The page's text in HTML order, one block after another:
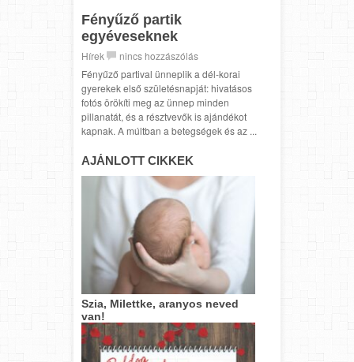
Fényűző partik
egyéveseknek
Hírek
nincs hozzászólás
Fényűző partival ünneplik a dél-korai
gyerekek első születésnapját: hivatásos
fotós örökíti meg az ünnep minden
pillanatát, és a résztvevők is ajándékot
kapnak. A múltban a betegségek és az ...
AJÁNLOTT CIKKEK
Szia, Milettke, aranyos neved
van!